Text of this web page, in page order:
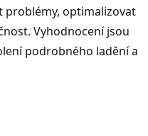
problémy, optimalizovat
Vyhodnocení jsou
podrobného ladění a